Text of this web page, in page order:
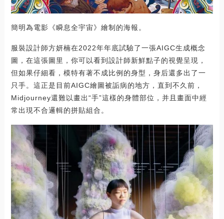
簡明為電影《瞬息全宇宙》繪制的海報。
服裝設計師方妍楠在2022年年底試驗了一張AIGC生成概念
圖，在這張圖里，你可以看到設計師新鮮點子的視覺呈現，
但如果仔細看，模特有著不成比例的身型，身后還多出了一
只手。這正是目前AIGC繪圖被詬病的地方，直到不久前，
Midjourney還難以畫出“手”這樣的身體部位，并且畫面中經
常出現不合邏輯的拼貼組合。